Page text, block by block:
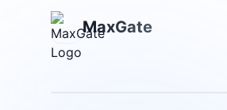
MaxGate